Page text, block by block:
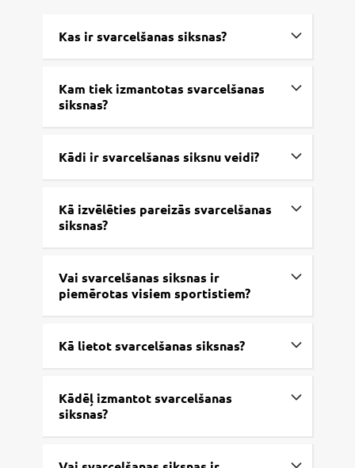
Kas ir svarcelšanas siksnas?
Kam tiek izmantotas svarcelšanas
siksnas?
Kādi ir svarcelšanas siksnu veidi?
Kā izvēlēties pareizās svarcelšanas
siksnas?
Vai svarcelšanas siksnas ir
piemērotas visiem sportistiem?
Kā lietot svarcelšanas siksnas?
Kādēļ izmantot svarcelšanas
siksnas?